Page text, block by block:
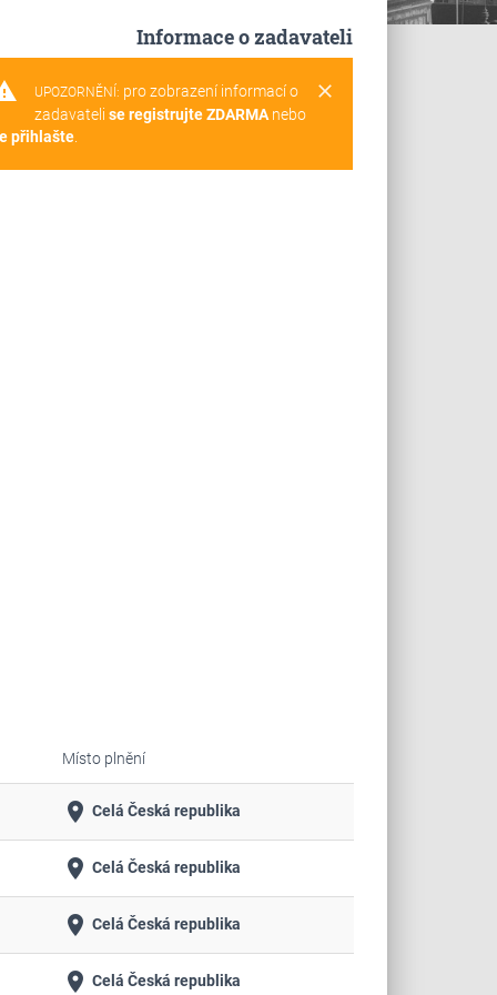
Informace o zadavateli
clear
UPOZORNĚNÍ: pro zobrazení informací o
zadavateli se registrujte ZDARMAnebo
přihlašte.
Místo plnění
place Celá Česká republika
place Celá Česká republika
place Celá Česká republika
place Celá Česká republika